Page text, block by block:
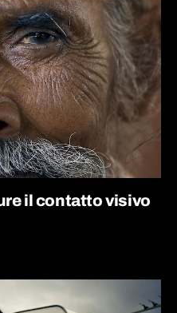
il contatto visivo